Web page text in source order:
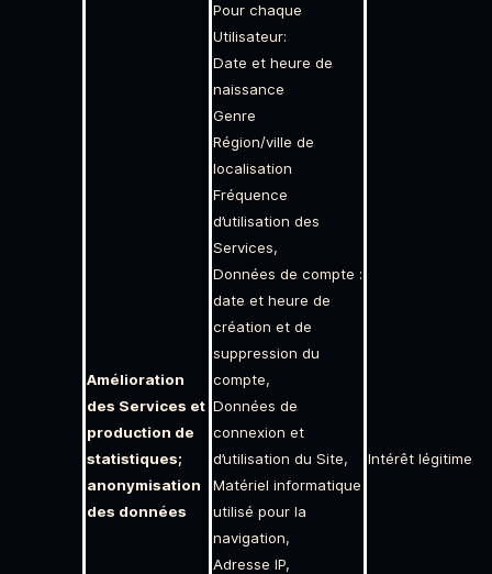
Amélioration
des Services et
production de
statistiques;
anonymisation
des données
Pour chaque
Utilisateur:
Date et heure de
naissance
Genre
Région/ville de
localisation
Fréquence
d’utilisation des
Services,
Données de compte :
date et heure de
création et de
suppression du
compte,
Données de
connexion et
d’utilisation du Site,
Matériel informatique
utilisé pour la
navigation,
Adresse IP,
Intérêt légitime